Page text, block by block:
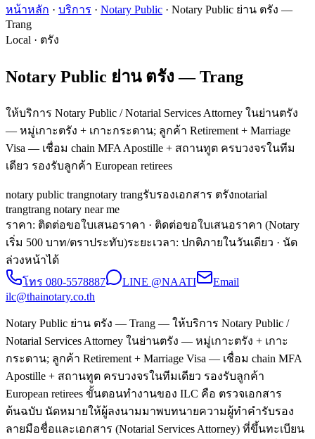
หน้าหลัก · บริการ · Notary Public · Notary Public ย่าน ตรัง —
Trang
Local · ตรัง
Notary Public ย่าน ตรัง — Trang
ให้บริการ Notary Public / Notarial Services Attorney ในย่านตรัง
— หมู่เกาะตรัง + เกาะกระดาน; ลูกค้า Retirement + Marriage
Visa — เชื่อม chain MFA Apostille + สถานทูต ครบวงจรในทีม
เดียว รองรับลูกค้า European retirees
notary public trangnotary trangรับรองเอกสาร ตรังnotarial
trangtrang notary near me
ราคา: ติดต่อขอใบเสนอราคา · ติดต่อขอใบเสนอราคา (Notary
เริ่ม 500 บาท/ตราประทับ)ระยะเวลา: ปกติภายในวันเดียว · นัด
ล่วงหน้าได้
โทร 080-5578887 LINE @NAATI
Email
ilc@thainotary.co.th
Notary Public ย่าน ตรัง — Trang — ให้บริการ Notary Public /
Notarial Services Attorney ในย่านตรัง — หมู่เกาะตรัง + เกาะ
กระดาน; ลูกค้า Retirement + Marriage Visa — เชื่อม chain MFA
Apostille + สถานทูต ครบวงจรในทีมเดียว รองรับลูกค้า
European retirees ขั้นตอนทำงานของ ILC คือ ตรวจเอกสาร
ต้นฉบับ นัดหมายให้ผู้ลงนามมาพบทนายความผู้ทำคำรับรอง
ลายมือชื่อและเอกสาร (Notarial Services Attorney) ที่ขึ้นทะเบียน